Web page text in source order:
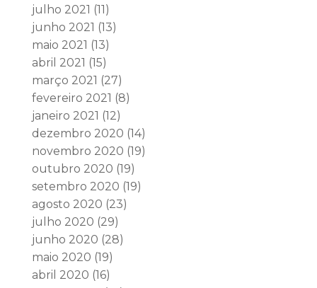
julho 2021 (11)
junho 2021 (13)
maio 2021 (13)
abril 2021 (15)
março 2021 (27)
fevereiro 2021 (8)
janeiro 2021 (12)
dezembro 2020 (14)
novembro 2020 (19)
outubro 2020 (19)
setembro 2020 (19)
agosto 2020 (23)
julho 2020 (29)
junho 2020 (28)
maio 2020 (19)
abril 2020 (16)